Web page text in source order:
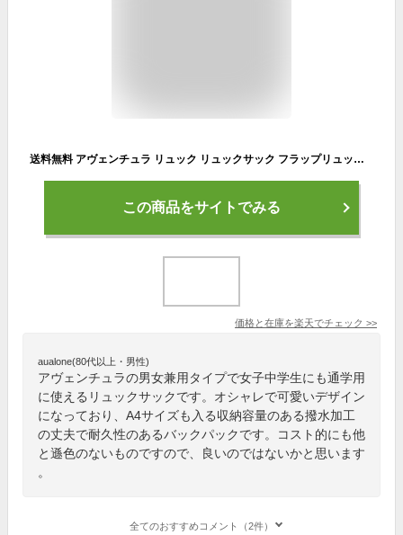
送料無料 アヴェンチュラ リュック リュックサック フラップリュック 撥水 ナイロン 大容量 a4 20L 巾着 背面ファスナー 大人 レディース メンズ 女子 男子 男女兼用 通勤 通学 大学生 高校生 中学生 新生活 新学期 旅行 かわいい おしゃれ 人気 ブランド
この商品をサイトでみる
価格と在庫を楽天でチェック >>
aualone(80代以上・男性)
アヴェンチュラの男女兼用タイプで女子中学生にも通学用
に使えるリュックサックです。オシャレで可愛いデザイン
になっており、A4サイズも入る収納容量のある撥水加工
の丈夫で耐久性のあるバックパックです。コスト的にも他
と遜色のないものですので、良いのではないかと思います
。
全てのおすすめコメント（2件）